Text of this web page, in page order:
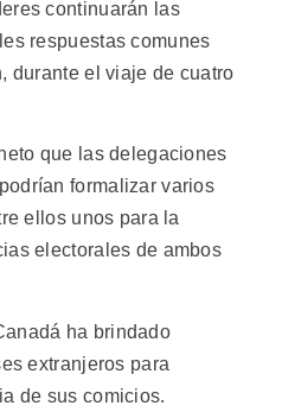
continuarán las
respuestas comunes
durante el viaje de cuatro
que las delegaciones
formalizar varios
ellos unos para la
electorales de ambos
ha brindado
extranjeros para
de sus comicios.